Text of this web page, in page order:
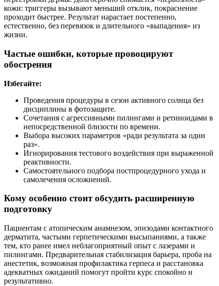
кожи: триггеры вызывают меньший отклик, покраснение
проходит быстрее. Результат нарастает постепенно,
естественно, без перевязок и длительного «выпадения» из
жизни.
Частые ошибки, которые провоцируют
обострения
Избегайте:
Проведения процедуры в сезон активного солнца без
дисциплины в фотозащите.
Сочетания с агрессивными пилингами и ретиноидами в
непосредственной близости по времени.
Выбора высоких параметров «ради результата за один
раз».
Игнорирования тестового воздействия при выраженной
реактивности.
Самостоятельного подбора постпроцедурного ухода и
самолечения осложнений.
Кому особенно стоит обсудить расширенную
подготовку
Пациентам с атопическим анамнезом, эпизодами контактного
дерматита, частыми герпетическими высыпаниями, а также
тем, кто ранее имел неблагоприятный опыт с лазерами и
пилингами. Предварительная стабилизация барьера, проба на
анестетик, возможная профилактика герпеса и расстановка
адекватных ожиданий помогут пройти курс спокойно и
результативно.